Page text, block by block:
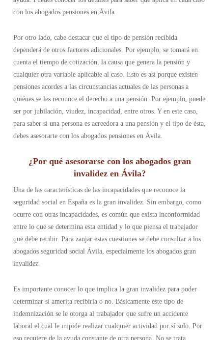
con los abogados pensiones en Ávila
Por otro lado, cabe destacar que el tipo de pensión recibida
dependerá de otros factores adicionales. Por ejemplo, se tomará en
cuenta el tiempo de cotización, la causa que genera la pensión y
cualquier otra variable aplicable al caso. Esto es así porque existen
pensiones acordes a las circunstancias actuales de las personas a
quiénes se les reconoce el derecho a una pensión. Por ejemplo, puede
ser por jubilación, viudez, incapacidad, entre otros. Y en este caso,
para saber si una persona es acreedora a una pensión y el tipo de ésta,
debes asesorarte con los abogados pensiones en Ávila.
¿Por qué asesorarse con los abogados gran
invalidez en Ávila?
Una de las características de las incapacidades que reconoce la
seguridad social en España es la gran invalidez. Sin embargo, como
ocurre con otras incapacidades, es común que exista inconformidad
entre lo que se determina esta entidad y lo que piensa el trabajador
que debe recibir. Para zanjar estas cuestiones se debe consultar a los
abogados seguridad social Ávila, especialmente los abogados gran
invalidez.
Es importante conocer lo que implica la gran invalidez para poder
determinar si amerita recibirla o no. Básicamente este tipo de
indemnización se le otorga al trabajador que sufre un accidente
laboral el cual le impide realizar cualquier actividad por sí solo. Por
eso requiere de la ayuda constante de otra persona. No se trata